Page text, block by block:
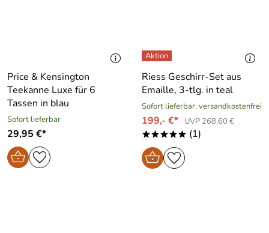
Price & Kensington
Teekanne Luxe für 6
Tassen in blau
Sofort lieferbar
29,95 €*
Riess Geschirr-Set aus
Emaille, 3-tlg. in teal
Sofort lieferbar, versandkostenfrei
199,- €* UVP 268,60 €
***** (1)